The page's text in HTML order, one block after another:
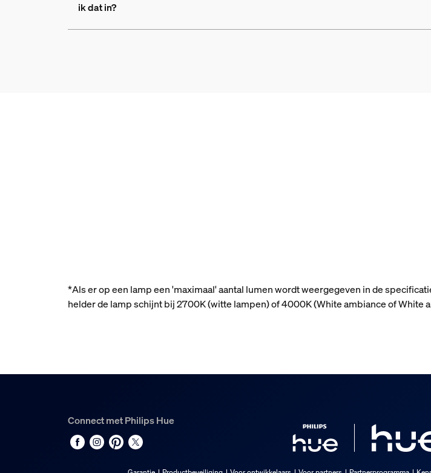
ik dat in?
*Als er op een lamp een 'maximaal' aantal lumen wordt weergegeven in de
helder de lamp schijnt bij 2700K (witte lampen) of 4000K (White ambiance of White
Connect met Philips Hue